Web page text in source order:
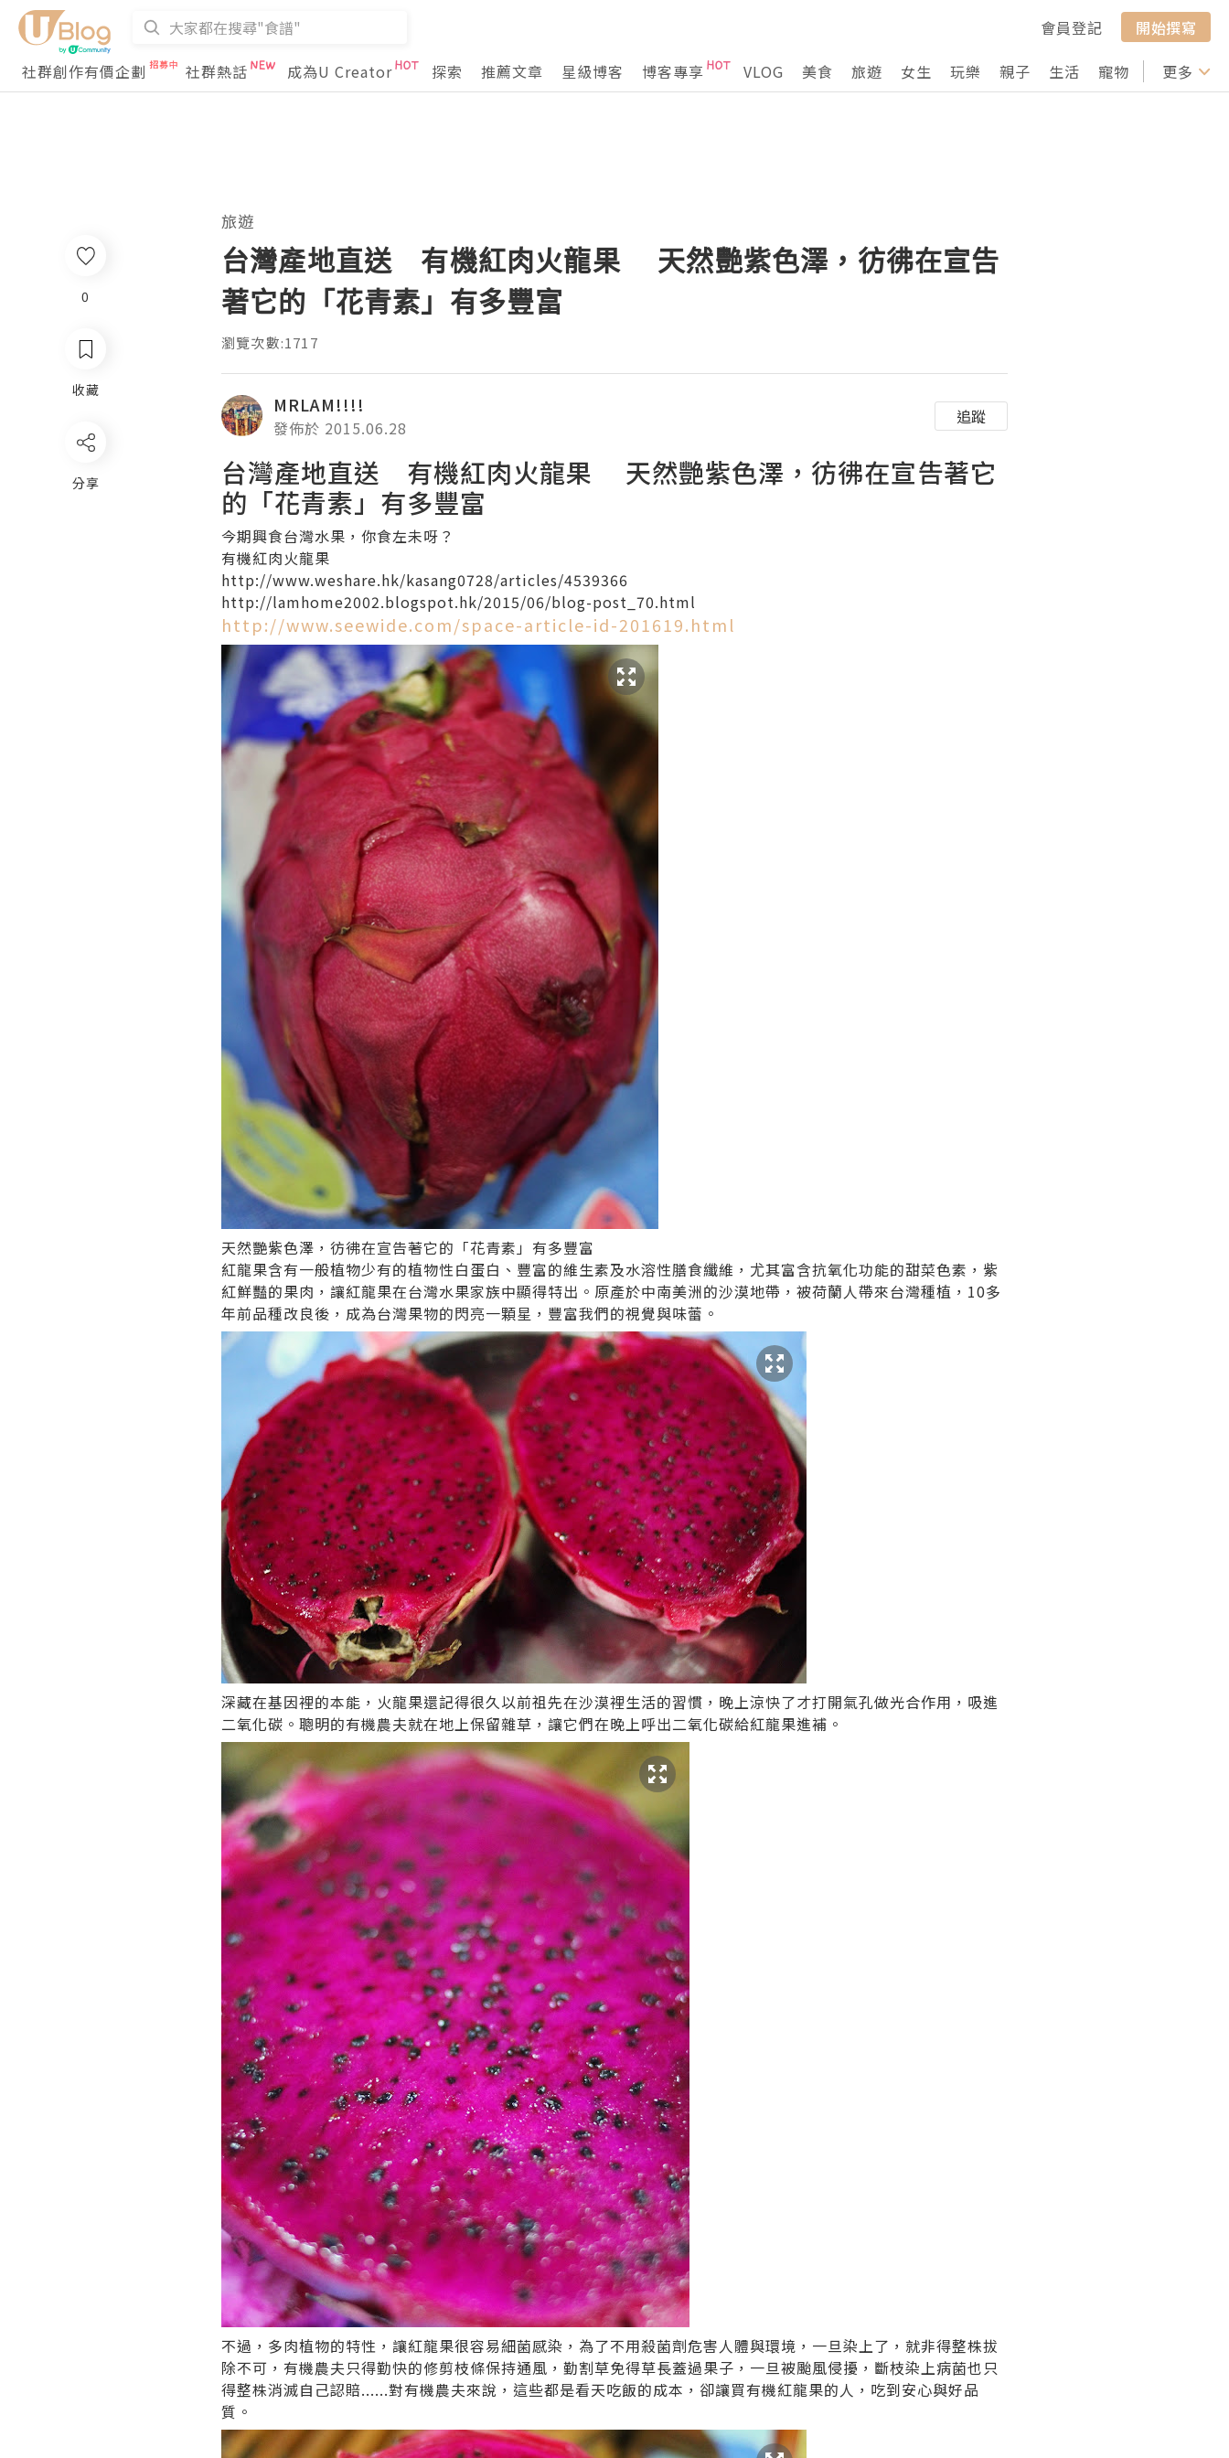
會員登記
開始撰寫
社群創作有價企劃
社群熱話 成為U Creator 探索 推薦文章 星級博客 博客專享 VLOG 美食 旅遊 女生 玩樂 親子 生活 寵物 行山 打卡
更多
0
收藏
分享
旅遊
台灣產地直送 有機紅肉火龍果 天然艷紫色澤，彷彿在宣告
著它的「花青素」有多豐富
瀏覽次數:1717
MRLAM!!!!
發佈於 2015.06.28
追蹤
台灣產地直送 有機紅肉火龍果 天然艷紫色澤，彷彿在宣告著它
的「花青素」有多豐富
今期興食台灣水果，你食左未呀？
有機紅肉火龍果
http://www.weshare.hk/kasang0728/articles/4539366
http://lamhome2002.blogspot.hk/2015/06/blog-post_70.html
http://www.seewide.com/space-article-id-201619.html
天然艷紫色澤，彷彿在宣告著它的「花青素」有多豐富
紅龍果含有一般植物少有的植物性白蛋白、豐富的維生素及水溶性膳食纖維，尤其富含抗氧化功能的甜菜色素，紫
紅鮮豔的果肉，讓紅龍果在台灣水果家族中顯得特出。原產於中南美洲的沙漠地帶，被荷蘭人帶來台灣種植，10多
年前品種改良後，成為台灣果物的閃亮一顆星，豐富我們的視覺與味蕾。
深藏在基因裡的本能，火龍果還記得很久以前祖先在沙漠裡生活的習慣，晚上涼快了才打開氣孔做光合作用，吸進
二氧化碳。聰明的有機農夫就在地上保留雜草，讓它們在晚上呼出二氧化碳給紅龍果進補。
不過，多肉植物的特性，讓紅龍果很容易細菌感染，為了不用殺菌劑危害人體與環境，一旦染上了，就非得整株拔
除不可，有機農夫只得勤快的修剪枝條保持通風，勤割草免得草長蓋過果子，一旦被颱風侵擾，斷枝染上病菌也只
得整株消滅自己認賠......對有機農夫來說，這些都是看天吃飯的成本，卻讓買有機紅龍果的人，吃到安心與好品
質。